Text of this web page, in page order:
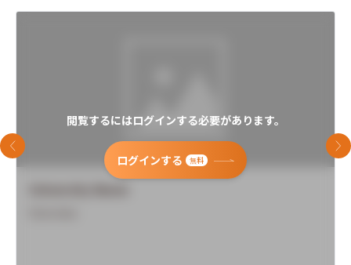
閲覧するにはログインする必要があります。
ログインする 無料
前のスライド 次